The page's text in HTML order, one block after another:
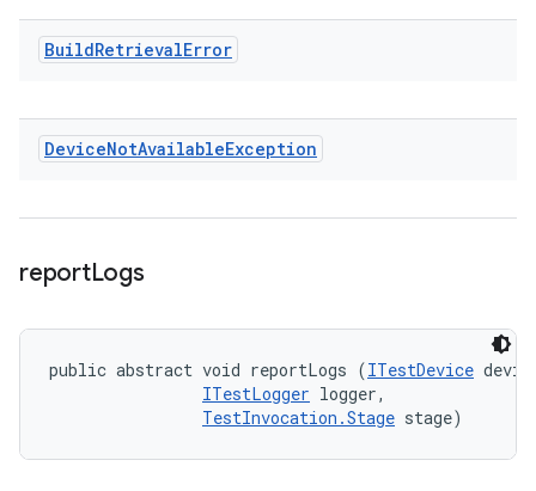
BuildRetrievalError
DeviceNotAvailableException
reportLogs
public abstract void reportLogs (ITestDevice
ITestLogger logger,
TestInvocation.Stage stage)